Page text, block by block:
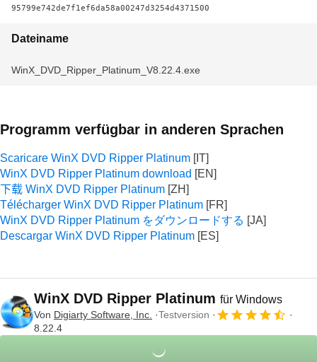
95799e742de7f1ef6da58a00247d3254d4371500
Dateiname
WinX_DVD_Ripper_Platinum_V8.22.4.exe
Programm verfügbar in anderen Sprachen
Scaricare WinX DVD Ripper Platinum
WinX DVD Ripper Platinum download
下载 WinX DVD Ripper Platinum
Télécharger WinX DVD Ripper Platinum
WinX DVD Ripper Platinum をダウンロードする
Descargar WinX DVD Ripper Platinum
WinX DVD Ripper Platinum für Windows
Von Digiarty Software, Inc.
Testversion
8.22.4